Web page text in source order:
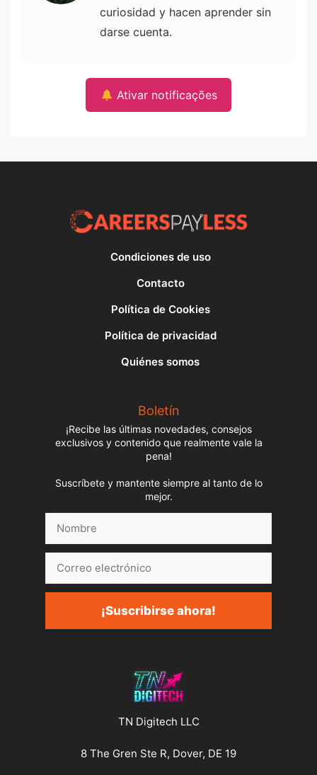
curiosidad y hacen aprender sin
darse cuenta.
Ativar notificações
Condiciones de uso
Contacto
Política de Cookies
Política de privacidad
Quiénes somos
Boletín
¡Recibe las últimas novedades, consejos
exclusivos y contenido que realmente vale la
pena!
Suscríbete y mantente siempre al tanto de lo
mejor.
electrónico
¡Suscribirse ahora!
TN Digitech LLC
8 The Gren Ste R, Dover, DE 19